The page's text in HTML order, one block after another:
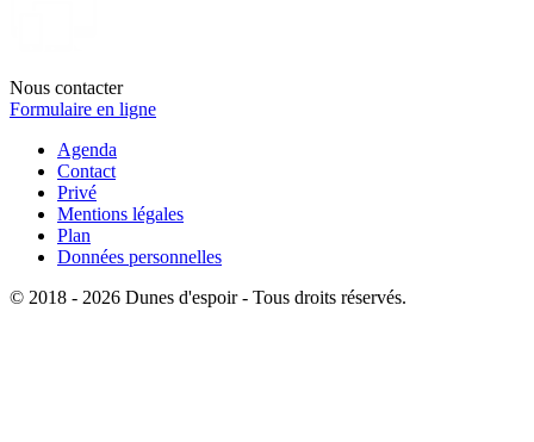
Nous contacter
Formulaire en ligne
Agenda
Contact
Privé
Mentions légales
Plan
Données personnelles
© 2018 - 2026 Dunes d'espoir - Tous droits réservés.